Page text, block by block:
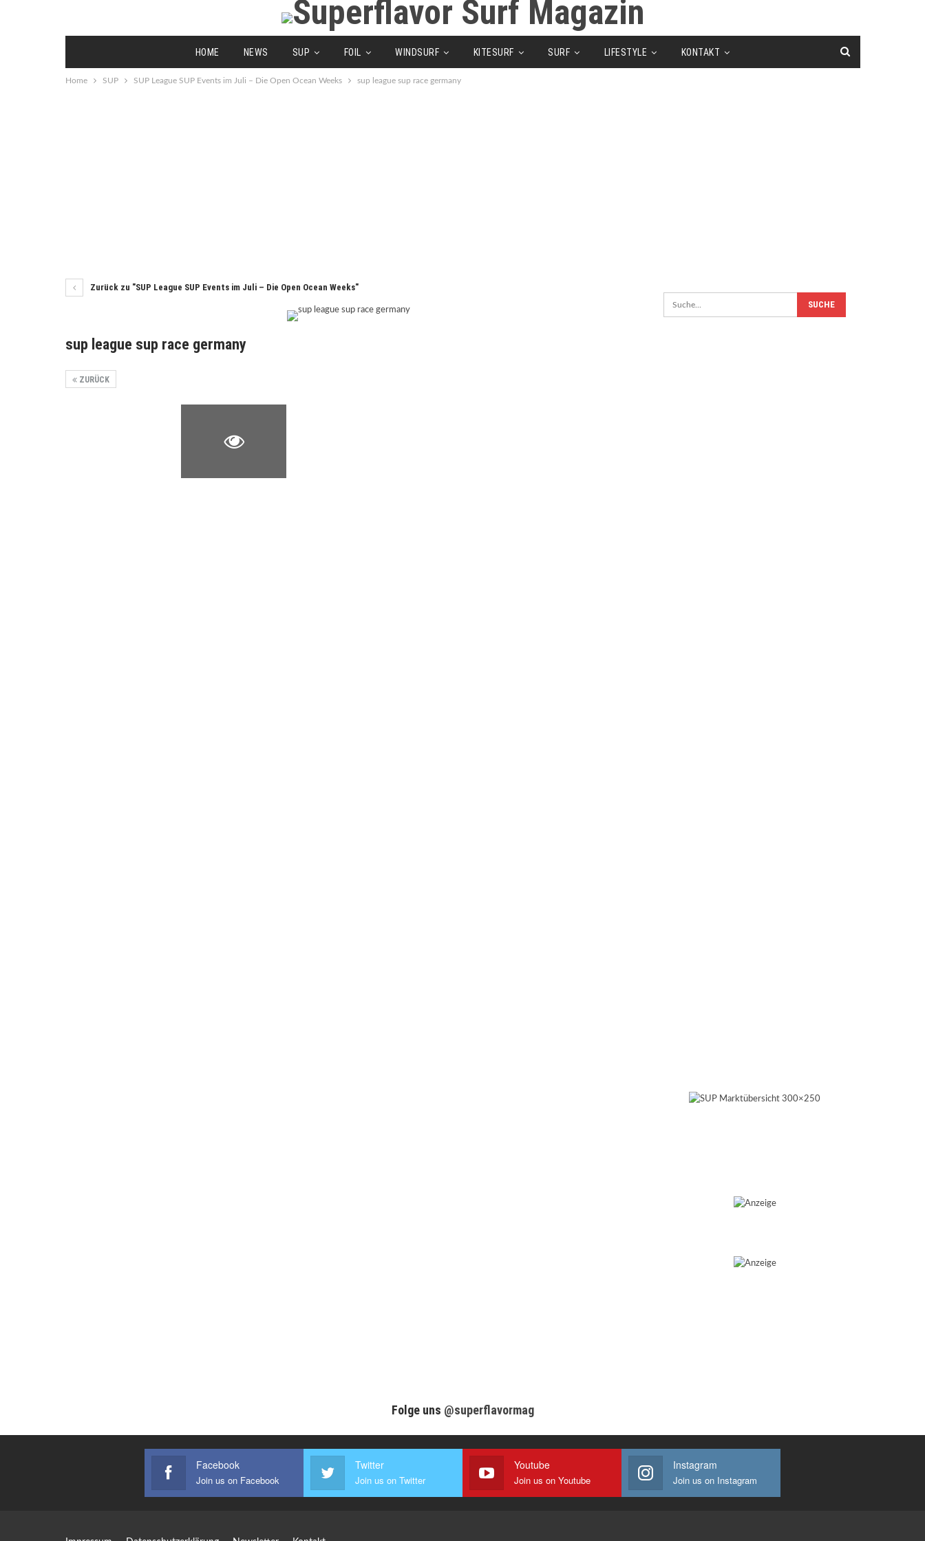
HOME NEWS SUP FOIL WINDSURF KITESURF SURF LIFESTYLE KONTAKT
Home SUP SUP League SUP Events im Juli – Die Open Ocean Weeks sup league sup race germany
Zurück zu "SUP League SUP Events im Juli – Die Open Ocean Weeks"
sup league sup race germany
ZURÜCK
Folge uns @superflavormag
Facebook
Join us on Facebook
Twitter
Join us on Twitter
Youtube
Join us on Youtube
Instagram
Join us on Instagram